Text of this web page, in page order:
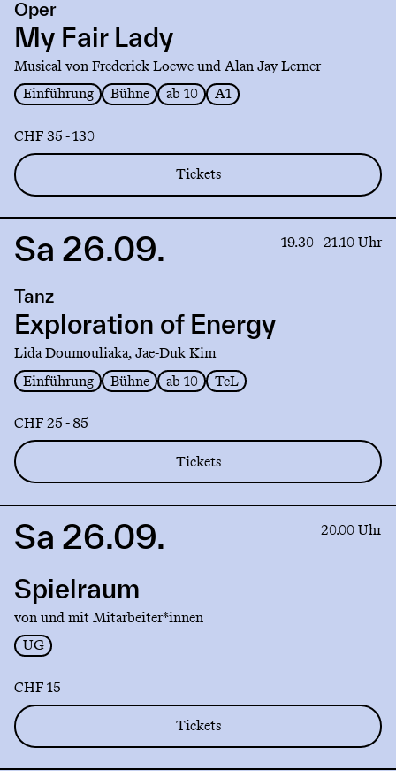
My
Fair
Lady
Oper
My Fair Lady
Musical von Frederick Loewe und Alan Jay Lerner
Einführung
Bühne ab 10 A1
CHF 35 - 130
Tickets
Link
Exploration
Energy
Sa 26.09. 19.30 - 21.10 Uhr
Tanz
Exploration of Energy
Lida Doumouliaka, Jae-Duk Kim
Einführung
Bühne ab 10 TcL
CHF 25 - 85
Tickets
Link
Spielraum
Sa 26.09. 20.00 Uhr
Spielraum
von und mit Mitarbeiter*innen
UG
CHF 15
Tickets